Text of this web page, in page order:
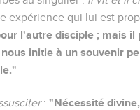
expérience qui lui est
l'autre disciple ; mais il
initie à un souvenir
:"Nécessité